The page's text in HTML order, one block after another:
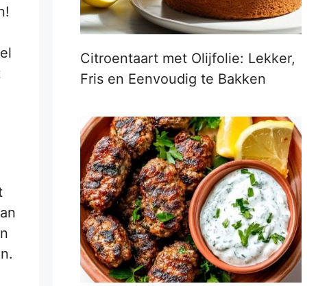
Citroentaart met Olijfolie: Lekker,
Fris en Eenvoudig te Bakken